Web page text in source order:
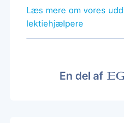
Læs mere om vores
lektiehjælpere
En del af